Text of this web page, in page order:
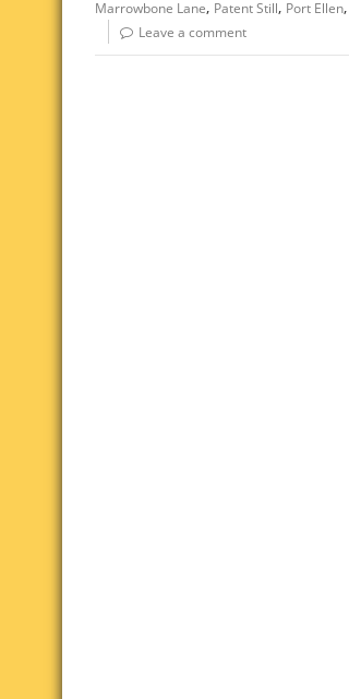
Marrowbone Lane, Patent Still, Port Ellen,
Leave a comment